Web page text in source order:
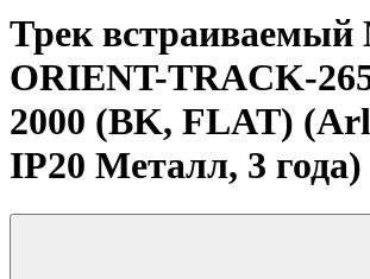
Трек встраиваемый
ORIENT-TRACK-
2000 (BK, FLAT)
IP20 Металл, 3 года)